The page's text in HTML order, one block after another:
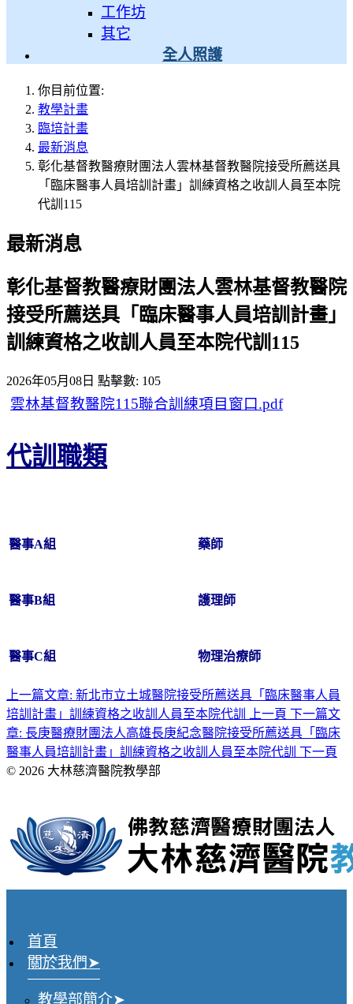
工作坊
其它
全人照護
你目前位置:
教學計畫
臨培計畫
最新消息
彰化基督教醫療財團法人雲林基督教醫院接受所薦送具
「臨床醫事人員培訓計畫」訓練資格之收訓人員至本院
代訓115
最新消息
彰化基督教醫療財團法人雲林基督教醫院
接受所薦送具「臨床醫事人員培訓計畫」
訓練資格之收訓人員至本院代訓115
2026年05月08日 點擊數: 105
雲林基督教醫院115聯合訓練項目窗口.pdf
代訓職類
醫事A組 藥師
醫事B組 護理師
醫事C組 物理治療師
上一篇文章: 新北市立土城醫院接受所薦送具「臨床醫事人員
培訓計畫」訓練資格之收訓人員至本院代訓
上一頁 下一篇文
章: 長庚醫療財團法人高雄長庚紀念醫院接受所薦送具「臨床
醫事人員培訓計畫」訓練資格之收訓人員至本院代訓 下一頁
© 2026 大林慈濟醫院教學部
首頁
關於我們
教學部簡介